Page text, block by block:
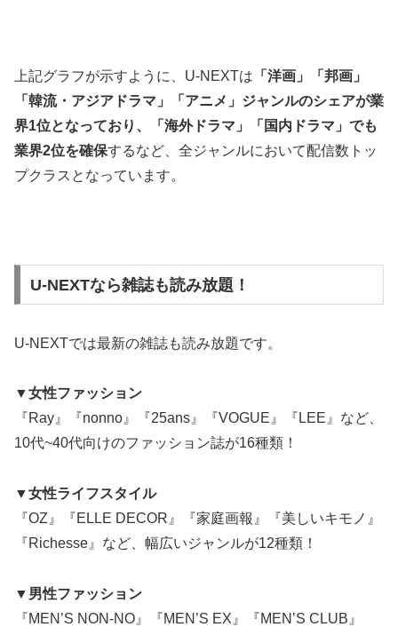
上記グラフが示すように、U-NEXTは 「洋画」「邦画」
「韓流・アジアドラマ」「アニメ」ジャンルのシェアが業
界1位となっており、「海外ドラマ」「国内ドラマ」でも
業界2位を確保するなど、全ジャンルにおいて配信数トッ
プクラスとなっています。
U-NEXTなら雑誌も読み放題！
U-NEXTでは最新の雑誌も読み放題です。
▼女性ファッション
『Ray』『nonno』『25ans』『VOGUE』『LEE』など、
10代~40代向けのファッション誌が16種類！
▼女性ライフスタイル
『OZ』『ELLE DECOR』『家庭画報』『美しいキモノ』
『Richesse』など、幅広いジャンルが12種類！
▼男性ファッション
『MEN’S NON-NO』『MEN’S EX』『MEN’S CLUB』